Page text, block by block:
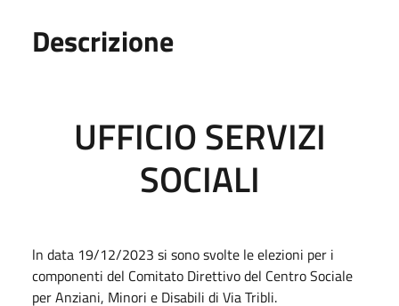
Descrizione
UFFICIO SERVIZI
SOCIALI
ln data 19/12/2023 si sono svolte le elezioni per i
componenti del Comitato Direttivo del Centro Sociale
per Anziani, Minori e Disabili di Via Tribli.